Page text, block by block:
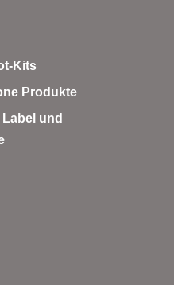
Kits
Produkte
und